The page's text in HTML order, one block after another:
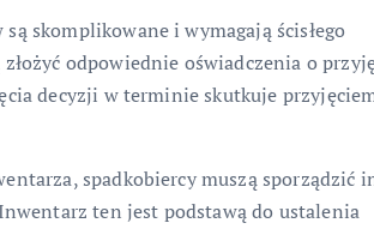
skomplikowane i wymagają ścisłego
odpowiednie oświadczenia o
decyzji w terminie skutkuje
spadkobiercy muszą sporządzić
ten jest podstawą do ustalenia